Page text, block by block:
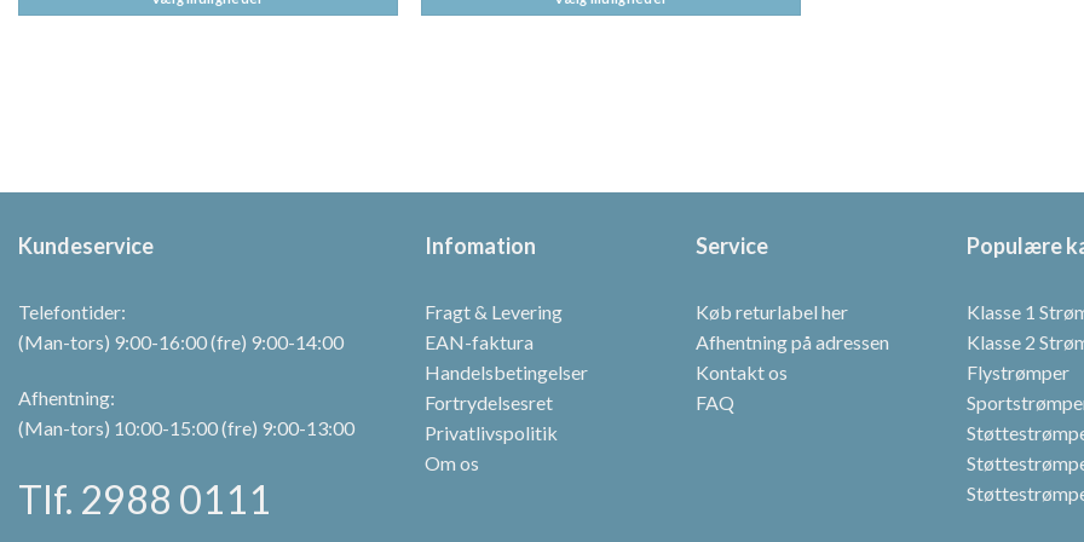
er:
kan
på
kan
på
vælges
Kundeservice
Telefontider:
(Man-tors) 9:00-16:00 (fre) 9:00-14:00
Afhentning:
(Man-tors) 10:00-15:00 (fre) 9:00-13:00
Tlf. 2988 0111
Infomation
Fragt & Levering
EAN-faktura
Handelsbetingelser
Fortrydelsesret
Privatlivspolitik
Om os
Service
Køb returlabel her
Afhentning på adressen
Kontakt os
FAQ
Populære
Klasse 1
Klasse 2
Flystrømper